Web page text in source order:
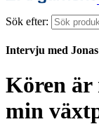
Sök efter:
Intervju med
Kören är
min